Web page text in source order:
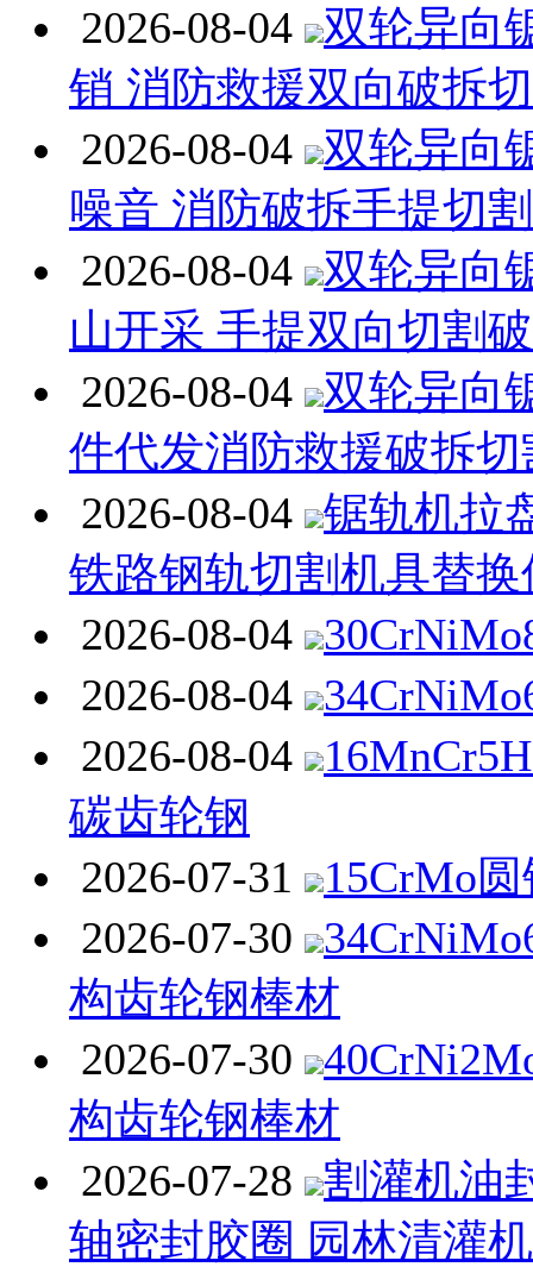
2026-08-04
双轮异向
销 消防救援双向破拆
2026-08-04
双轮异向
噪音 消防破拆手提切
2026-08-04
双轮异向
山开采 手提双向切割
2026-08-04
双轮异向
件代发消防救援破拆
2026-08-04
锯轨机拉
铁路钢轨切割机具替换
2026-08-04
2026-08-04
2026-08-04
碳齿轮钢
2026-07-31
15CrMo
2026-07-30
构齿轮钢棒材
2026-07-30
构齿轮钢棒材
2026-07-28
割灌机油
轴密封胶圈 园林清灌